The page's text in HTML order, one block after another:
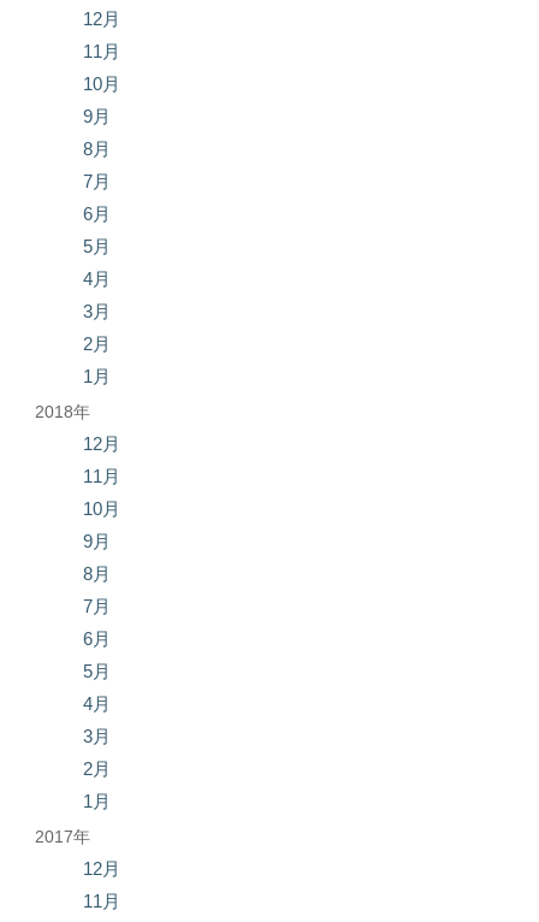
12月
11月
10月
9月
8月
7月
6月
5月
4月
3月
2月
1月
2018年
12月
11月
10月
9月
8月
7月
6月
5月
4月
3月
2月
1月
2017年
12月
11月